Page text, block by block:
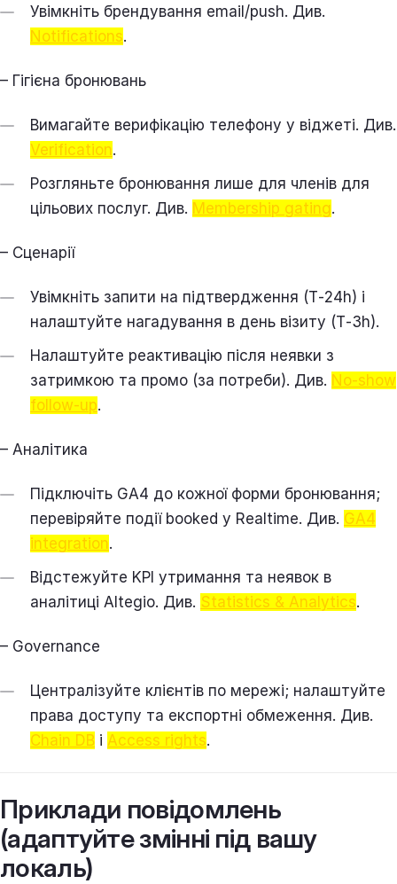
Увімкніть брендування email/push. Див.
Notifications.
– Гігієна бронювань
Вимагайте верифікацію телефону у віджеті. Див.
Verification.
Розгляньте бронювання лише для членів для
цільових послуг. Див. Membership gating.
– Сценарії
Увімкніть запити на підтвердження (T‑24h) і
налаштуйте нагадування в день візиту (T‑3h).
Налаштуйте реактивацію після неявки з
затримкою та промо (за потреби). Див. No‑show
follow‑up.
– Аналітика
Підключіть GA4 до кожної форми бронювання;
перевіряйте події booked у Realtime. Див. GA4
integration.
Відстежуйте KPI утримання та неявок в
аналітиці Altegio. Див. Statistics & Analytics.
– Governance
Централізуйте клієнтів по мережі; налаштуйте
права доступу та експортні обмеження. Див.
Chain DB і Access rights.
Приклади повідомлень
(адаптуйте змінні під вашу
локаль)